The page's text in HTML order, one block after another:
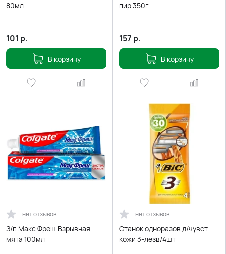
80мл
101 р.
В корзину
пир 350г
157 р.
В корзину
нет отзывов
З/п Макс Фреш Взрывная
мята 100мл
нет отзывов
Станок одноразов д/чувст
кожи 3-лезв/4шт